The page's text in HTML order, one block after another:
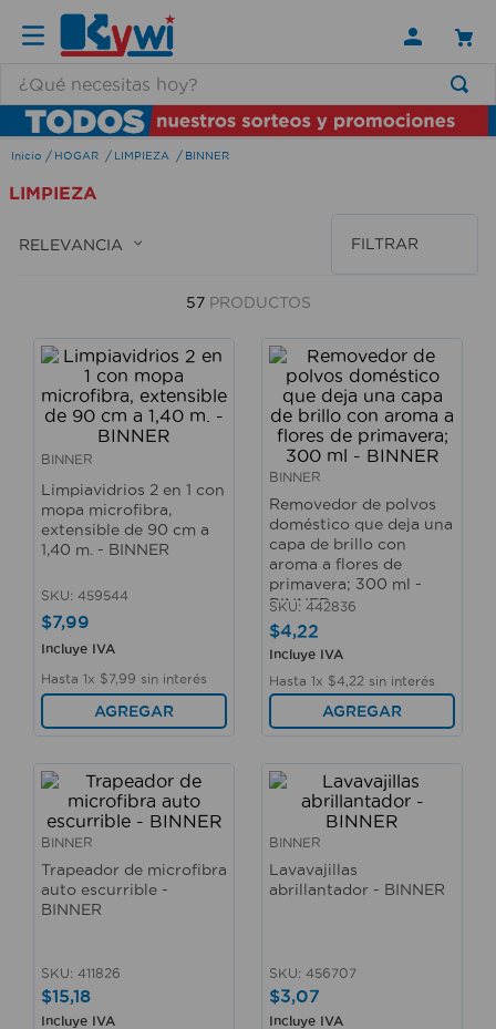
HOGAR LIMPIEZA BINNER
LIMPIEZA
RELEVANCIA FILTRAR
57 PRODUCTOS
BINNER
Limpiavidrios 2 en 1 con
mopa microfibra,
extensible de 90 cm a
1,40 m. - BINNER
SKU: 459544
$7,99
Incluye IVA
Hasta 1x $7, 99 sin interés
AGREGAR
BINNER
Removedor de polvos
doméstico que deja una
capa de brillo con
aroma a flores de
primavera; 300 ml -
BINNER
SKU: 442836
$4,22
Incluye IVA
Hasta 1x $4 22 sin interés
AGREGAR
BINNER
Trapeador de microfibra
auto escurrible -
BINNER
SKU: 411826
$15,18
Incluye IVA
BINNER
Lavavajillas
abrillantador - BINNER
SKU: 456707
$3,07
Incluye IVA
TÉRMINOS MÁS BUSCADOS
1.
lamparas
2.
ducha
3.
silla
organizador
aspiradora
cerradura
sillas